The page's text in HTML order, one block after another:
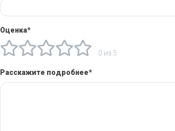
Оценка*
0 из 5
Расскажите подробнее*